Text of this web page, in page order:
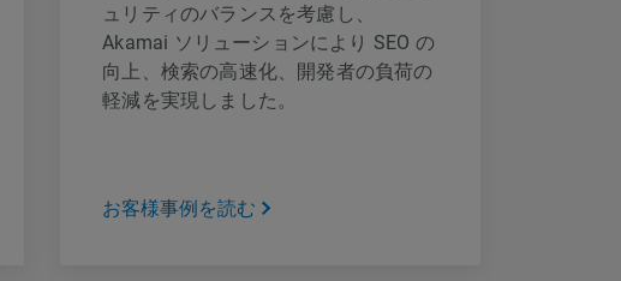
ュリティのバランスを考慮し、
Akamai ソリューションにより SEO の
向上、検索の高速化、開発者の負荷の
軽減を実現しました。
お客様事例を読む